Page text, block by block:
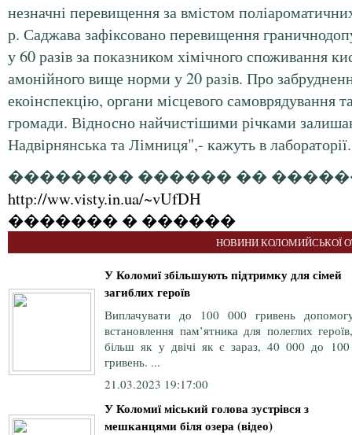
незначні перевищення за вмістом
р. Саджава зафіксовано перевищення
у 60 разів за показником хімічного споживання
амонійного вище норми у 20 разів. Про
екоінспекцію, органи місцевого самоврядування
громади. Відносно найчистішими річками
Надвірнянська та Лімниця",- кажуть в лабораторії.
�������� ������ ��
http://ww.visty.in.ua/~vUfDH
������� � ������
НОВИНИ КОЛОМИЙСЬКОЇ
У Коломиї збільшують підтримку для сімей
загиблих героїв
Виплачувати до 100 000 гривень
встановлення пам’ятника для полеглих
більш як у двічі як є зараз, 40 000 до
гривень. ...
21.03.2023 19:17:00
У Коломиї міський голова зустрівся з
мешканцями біля озера (відео)